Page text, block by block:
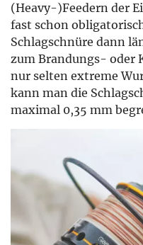
(Heavy-)Feedern der
fast schon
Schlagschnüre dann
zum Brandungs- oder
nur selten extreme
kann man die
maximal 0,35 mm